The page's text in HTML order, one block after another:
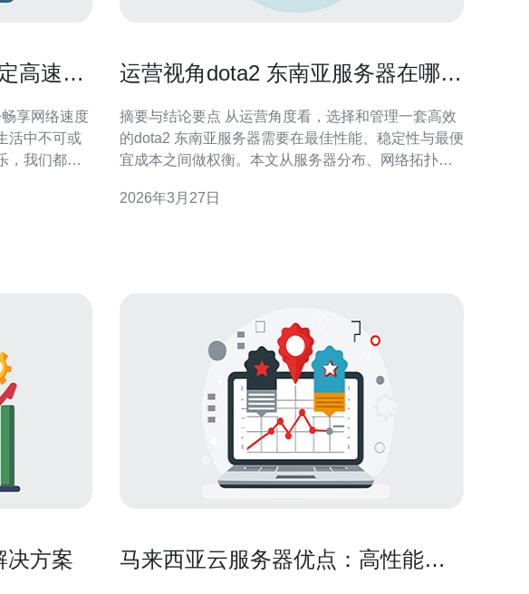
高速，
享网络速度
活中不可或
，我们都需
定的关
运营视角dota2 东南亚服务器在哪
摘要与结论要点 从运营角度看，选择和管理一套高效
的dota2 东南亚服务器需要在最佳性能、稳定性与最便
宜成本之间做权衡。本文从服务器分布、网络拓扑、
出具体的节点布局建议、扩容触发条件与匹配优化方
2026年3月27日
决方案
马来西亚云服务器优点：高性能、